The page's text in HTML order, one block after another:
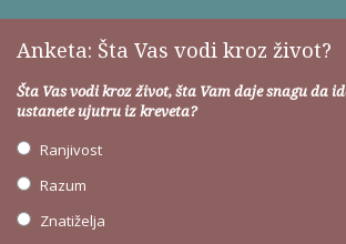
Anketa: Šta Vas vodi kroz život?
Šta Vas vodi kroz život, šta Vam daje snagu da
ustanete ujutru iz kreveta?
Ranjivost
Razum
Znatiželja